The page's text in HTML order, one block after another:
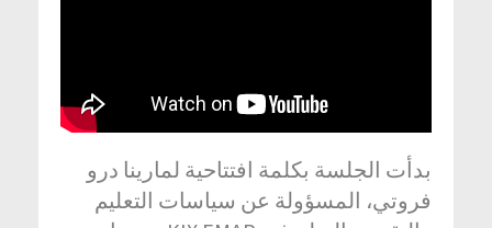
بدأت الجلسة بكلمة افتتاحية لمارينا درو
فروتي، المسؤولة عن سياسات التعليم